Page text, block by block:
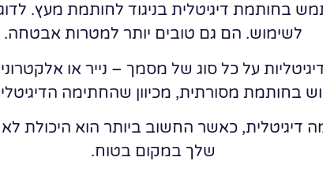
בחותמת דיגיטלית בניגוד לחותמת מעץ.
לשימוש. הם גם טובים יותר למטרות אבטחה.
על כל סוג של מסמך – נייר או
בחותמת מסורתית, מכיוון שהחתימה
דיגיטלית, כאשר החשוב ביותר הוא היכולת
שלך במקום בטוח.